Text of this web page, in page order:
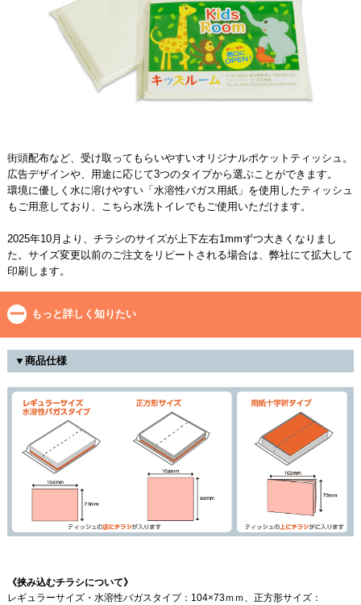
街頭配布など、受け取ってもらいやすいオリジナルポケットティッシュ。
広告デザインや、用途に応じて3つのタイプから選ぶことができます。
環境に優しく水に溶けやすい「水溶性バガス用紙」を使用したティッシュ
もご用意しており、こちら水洗トイレでもご使用いただけます。
2025年10月より、チラシのサイズが上下左右1mmずつ大きくなりまし
た。サイズ変更以前のご注文をリピートされる場合は、弊社にて拡大して
印刷します。
もっと詳しく知りたい
▼商品仕様
《挟み込むチラシについて》
レギュラーサイズ・水溶性バガスタイプ：104×73ｍｍ、正方形サイズ：